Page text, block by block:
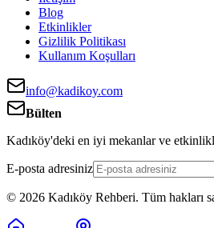
Blog
Etkinlikler
Gizlilik Politikası
Kullanım Koşulları
info@kadikoy.com
Bülten
Kadıköy'deki en iyi mekanlar ve
E-posta adresiniz
© 2026 Kadıköy Rehberi. Tüm hakları